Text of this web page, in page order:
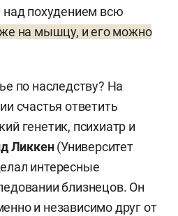
над похудением всю
на мышцу, и его можно
по наследству? На
счастья ответить
генетик, психиатр и
Ликкен(Университет
интересные
близнецов. Он
и независимо друг от